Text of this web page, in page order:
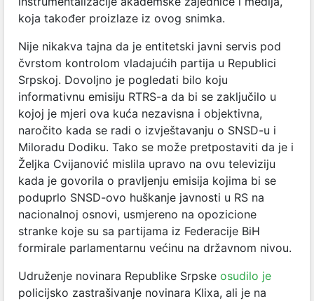
koja također proizlaze iz ovog snimka.
Nije nikakva tajna da je entitetski javni servis pod
čvrstom kontrolom vladajućih partija u Republici
Srpskoj. Dovoljno je pogledati bilo koju
informativnu emisiju RTRS-a da bi se zaključilo u
kojoj je mjeri ova kuća nezavisna i objektivna,
naročito kada se radi o izvještavanju o SNSD-u i
Miloradu Dodiku. Tako se može pretpostaviti da je i
Željka Cvijanović mislila upravo na ovu televiziju
kada je govorila o pravljenju emisija kojima bi se
poduprlo SNSD-ovo huškanje javnosti u RS na
nacionalnoj osnovi, usmjereno na opozicione
stranke koje su sa partijama iz Federacije BiH
formirale parlamentarnu većinu na državnom nivou.
Udruženje novinara Republike Srpske osudilo je
policijsko zastrašivanje novinara Klixa, ali je na